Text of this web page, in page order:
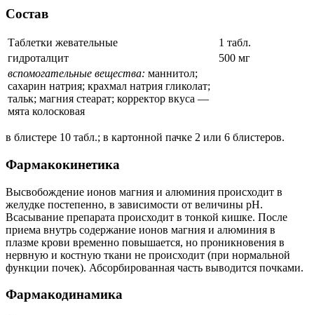
Состав
Таблетки жевательные
1 табл.
гидроталцит
500 мг
вспомогательные вещества: маннитол;
сахарин натрия; крахмал натрия гликолат;
тальк; магния стеарат; корректор вкуса —
мята колосковая
в блистере 10 табл.; в картонной пачке 2 или 6 блистеров.
Фармакокинетика
Высвобождение ионов магния и алюминия происходит в
желудке постепенно, в зависимости от величины pH.
Всасывание препарата происходит в тонкой кишке. После
приема внутрь содержание ионов магния и алюминия в
плазме крови временно повышается, но проникновения в
нервную и костную ткани не происходит (при нормальной
функции почек). Абсорбированная часть выводится почками.
Фармакодинамика